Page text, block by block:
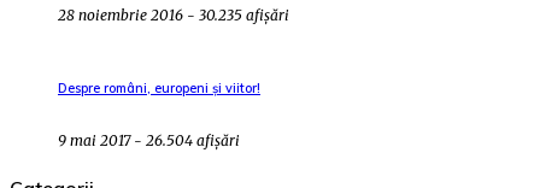
28 noiembrie 2016 - 30.235 afișări
Despre români, europeni și viitor!
9 mai 2017 - 26.504 afișări